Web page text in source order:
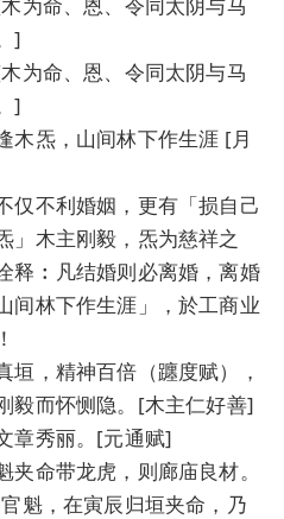
]
为命、恩、令同太阴与马
]
木炁，山间林下作生涯 [月
仅不利婚姻，更有「损自己
」木主刚毅，炁为慈祥之
释︰凡结婚则必离婚，离婚
间林下作生涯」，於工商业
垣，精神百倍（躔度赋），
毅而怀恻隐。[木主仁好善]
章秀丽。[元通赋]
夹命带龙虎，则廊庙良材。
魁，在寅辰归垣夹命，乃